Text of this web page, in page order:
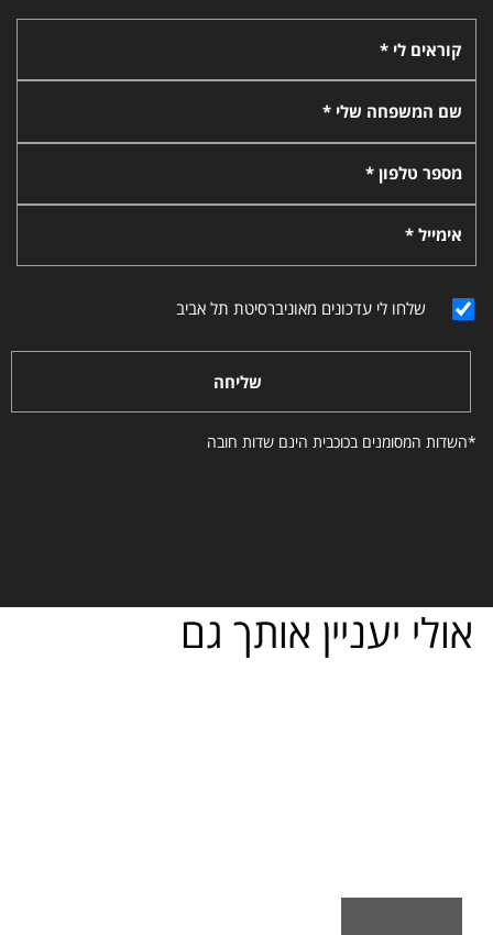
קוראים לי *
שם המשפחה שלי *
מספר טלפון *
אימייל *
שלחו לי עדכונים מאוניברסיטת תל אביב
שליחה
*השדות המסומנים בכוכבית הינם שדות חובה
אולי יעניין אותך גם